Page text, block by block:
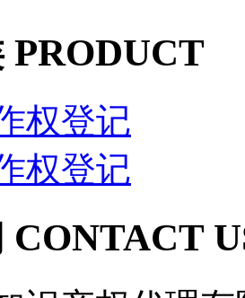
PRODUCT
权登记
权登记
CONTACT